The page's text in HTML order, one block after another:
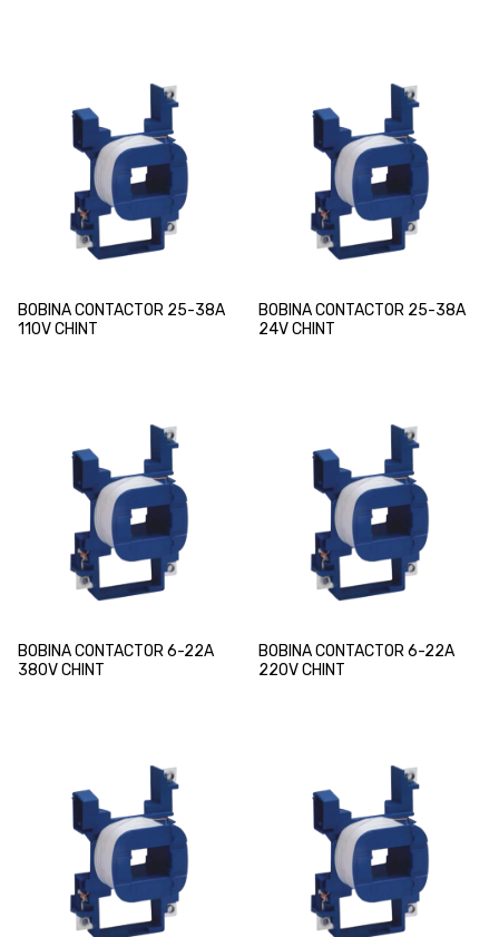
BOBINA CONTACTOR 25-38A
110V CHINT
BOBINA CONTACTOR 25-38A
24V CHINT
BOBINA CONTACTOR 6-22A
380V CHINT
BOBINA CONTACTOR 6-22A
220V CHINT